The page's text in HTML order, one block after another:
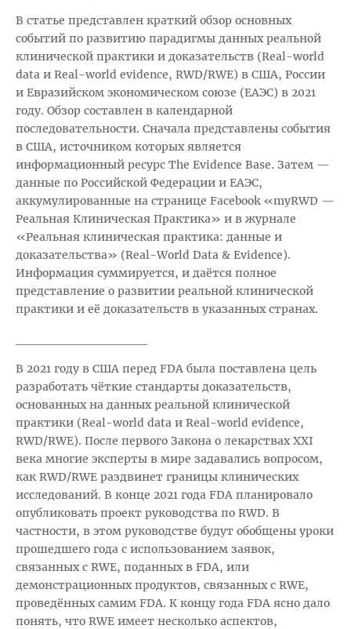
В статье представлен краткий обзор основных
событий по развитию парадигмы данных реальной
клинической практики и доказательств (Real-world
data и Real-world evidence, RWD/RWE) в США, России
и Евразийском экономическом союзе (ЕАЭС) в 2021
году. Обзор составлен в календарной
последовательности. Сначала представлены события
в США, источником которых является
информационный ресурс The Evidence Base. Затем —
данные по Российской Федерации и ЕАЭС,
аккумулированные на странице Facebook «myRWD —
Реальная Клиническая Практика» и в журнале
«Реальная клиническая практика: данные и
доказательства» (Real-World Data & Evidence).
Информация суммируется, и даётся полное
представление о развитии реальной клинической
практики и её доказательств в указанных странах.
В 2021 году в США перед FDA была поставлена цель
разработать чёткие стандарты доказательств,
основанных на данных реальной клинической
практики (Real-world data и Real-world evidence,
RWD/RWE). После первого Закона о лекарствах XXI
века многие эксперты в мире задавались вопросом,
как RWD/RWE раздвинет границы клинических
исследований. В конце 2021 года FDA планировало
опубликовать проект руководства по RWD. В
частности, в этом руководстве будут обобщены уроки
прошедшего года с использованием заявок,
связанных с RWE, поданных в FDA, или
демонстрационных продуктов, связанных с RWE,
проведённых самим FDA. К концу года FDA ясно дало
понять, что RWE имеет несколько аспектов,